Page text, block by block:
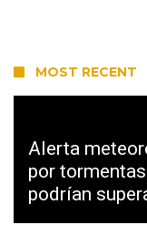
MOST RECENT
Alerta
por
podrían